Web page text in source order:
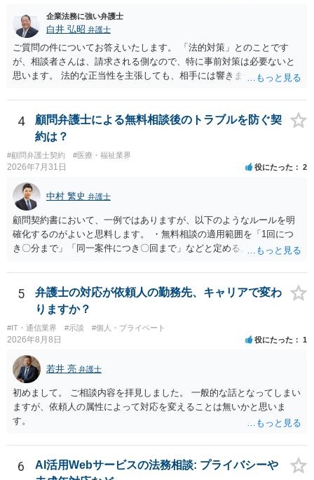
企業法務に強い弁護士
白井 弘昭 弁護士
ご質問の件についてお答えいたします。 「法的対策」とのことです
が、相談者さんは、請求される側なので、特に事前対策は必要ないと
思います。 法的な正当性を主張しても、相手には響きません。そもそ
的手段として裁判（おそらく少額訴訟）をするかどうかの問題ですの
で、訴訟を提起してきたら粛々と対応することになります。 少額訴訟
は、１人（１社）年間１０回までしかできないので、こちらが毅然と
支払いを拒否すれば、少額訴訟を提起する可能性は、低いものと思わ
れます。 ただ、裁判を東京などの遠隔地で起こされますと、対応する
だけで費用がかかりますので、難しいところです。 当事者での対応で
すと、押し負けて支払うかもと考えますので、弁護士に依頼するなど
して対応をすれば、より裁判をしてくる可能性は減りますが、当然費
用がかかります。 毅然と拒否して後は裁判するならしてくださいの対
応、弁護士に依頼して同様の対応、裁判してきたら、従業員にて粛々
と対応のどれかを選択することになります。 以上、ご参考まで。
4
顧問弁護士による無料相談後のトラブルを防ぐ契
約は？
#顧問弁護士契約 #医療・福祉業界
2026年7月31日 役にたった 2
中村 繁史 弁護士
顧問契約書において、一例ではありますが、以下のようなルールを明
確化するのがよいと思料します。 ・無料相談の適用範囲を「1回につ
き〇分まで」「同一案件につき〇回まで」などと定める。 ・無料相談
ず、継続して対応する場合は「個別受任（有料契約）」が必要であ
る。 ・無料相談から個別の事件処理へ移行する場合は、弁護士と従業
員との間で必ず個別の委任契約書を締結し、着手金や報酬等の費用体
系を事前に明示する手続を義務付ける。 相談料が無料であっても、法
律相談という法的サービスを提供する以上、弁護士は善良な管理者の
注意をもって対応する義務（善管注意義務）を負うものと思料しま
す。したがって、著しく不誠実な対応、放置、あるいは誤った不当な
回答を繰り返したような場合には、弁護士法上の誠実義務違反や品位
保持違反（弁護士法56条1項）として、弁護士会の懲戒対象となり得る
との理解でよいと考えます。 新たな法律事務所を探す手段について
は、このウェブサイトで探す方法のほか、弁護士会や法律事務所に直
5
弁護士の対応が依頼人の勤務先、キャリアで変わ
りますか？
#IT・通信業界 #示談 #個人・プライベート
2026年8月8日 役にたった 1
若井 亮 弁護士
初めまして。 ご相談内容を拝見しました。 一般的な話となってしまい
ますが、依頼人の属性によって対応を変えることは無いかと思いま
す。
6
AI活用Webサービスの法務相談: プライバシーや